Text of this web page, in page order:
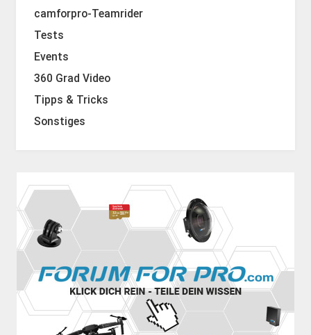
camforpro-Teamrider
Tests
Events
360 Grad Video
Tipps & Tricks
Sonstiges